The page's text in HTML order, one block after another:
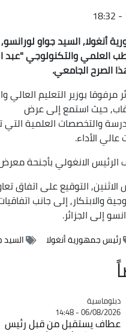
أنغولا, السيد جواو لورانسو,
العلمي والتكنولوجي "عبد
الصرح الجامعي.
مرفوقا بوزير التعليم
حيث استمع إلى عرض
والتخصصات العلمية التي
عالي الأداء.
الرئيس الانغولي بأجنحة
التوقيع على اتفاق
والابتكار, إلى جانب
إلى الجزائر.
رئيس جمهورية أنغولا السيد
Catégorie
دبلوماسية
06/08/2026 - 14:48
عطاف يستقبل من قبل رئيس